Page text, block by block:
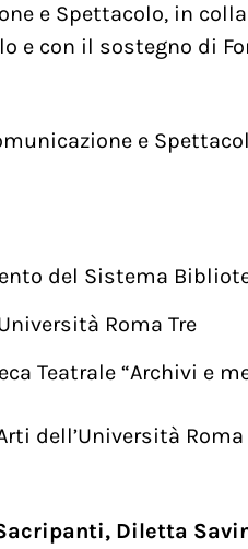
e Spettacolo, in
e con il sostegno di
e
del Sistema
Roma Tre
Teatrale “Archivi e
dell’Università Roma
Diletta